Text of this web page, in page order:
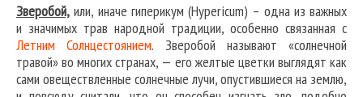
Зверобой, или, иначе гиперикум (Hypericum) – одна из важных
и значимых трав народной традиции, особенно связанная с
Летним Солнцестоянием. Зверобой называют «солнечной
травой» во многих странах, — его желтые цветки выглядят как
сами овеществленные солнечные лучи, опустившиеся на землю,